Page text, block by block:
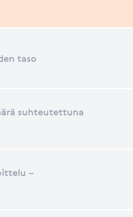
taso
suhteutettuna
–